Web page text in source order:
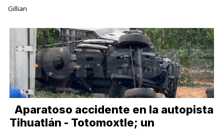
Gillian
Aparatoso accidente en la autopista
Tihuatlán - Totomoxtle; un